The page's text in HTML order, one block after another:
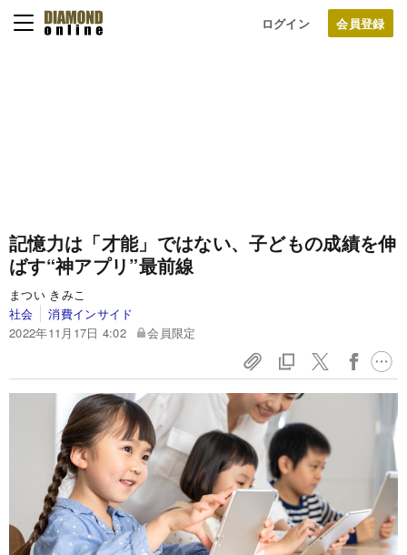
ログイン
記憶力は「才能」ではない、子どもの成績を伸
ばす“神アプリ”最前線
まつい きみこ
社会
消費インサイド
2022年11月17日 4:02
会員限定